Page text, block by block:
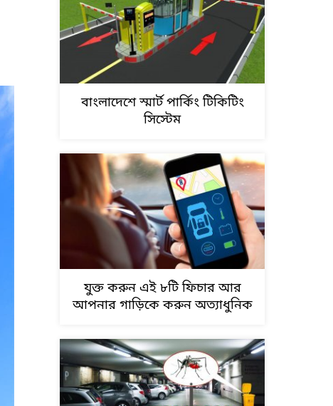
বাংলাদেশে স্মার্ট পার্কিং টিকিটিং
সিস্টেম
যুক্ত করুন এই ৮টি ফিচার আর
আপনার গাড়িকে করুন অত্যাধুনিক